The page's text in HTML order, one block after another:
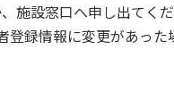
施設窓口へ申し出てくだ
録情報に変更があっ